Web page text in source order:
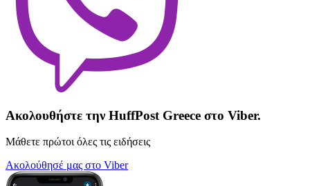
Ακολουθήστε την HuffPost Greece στο Viber.
Μάθετε πρώτοι όλες τις ειδήσεις
Ακολούθησέ μας στο Viber